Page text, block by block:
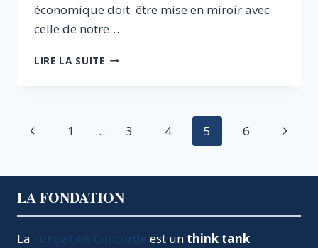
économique doit être mise en miroir avec
celle de notre…
LIRE LA SUITELE
ITINÉRAIRE
Navigation
page
Page
1 … 3 4 5 6
Page
LA FONDATION
La Fondation Concorde est un think tank